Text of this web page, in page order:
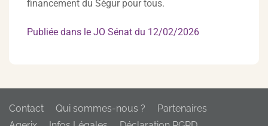
financement du Ségur pour tous.
Publiée dans le JO Sénat du 12/02/2026
Contact Qui sommes-nous ?
Partenaires